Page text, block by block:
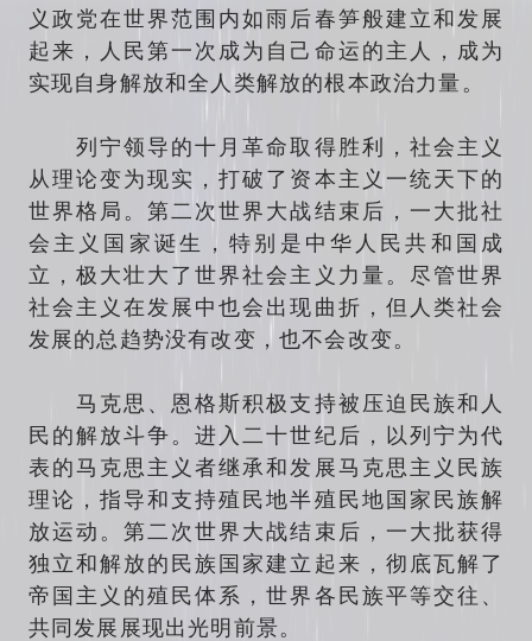
义政党在世界范围内如雨后春笋般建立和发展
起来，人民第一次成为自己命运的主人，成为
实现自身解放和全人类解放的根本政治力量。
列宁领导的十月革命取得胜利，社会主义
从理论变为现实，打破了资本主义一统天下的
世界格局。第二次世界大战结束后，一大批社
会主义国家诞生，特别是中华人民共和国成
立，极大壮大了世界社会主义力量。尽管世界
社会主义在发展中也会出现曲折，但人类社会
发展的总趋势没有改变，也不会改变。
马克思、恩格斯积极支持被压迫民族和人
民的解放斗争。进入二十世纪后，以列宁为代
表的马克思主义者继承和发展马克思主义民族
理论，指导和支持殖民地半殖民地国家民族解
放运动。第二次世界大战结束后，一大批获得
独立和解放的民族国家建立起来，彻底瓦解了
帝国主义的殖民体系，世界各民族平等交往、
共同发展展现出光明前景。